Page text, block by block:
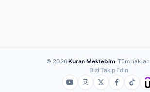
© 2026 Kuran Mektebim. Tüm hakları
Bizi Takip Edin